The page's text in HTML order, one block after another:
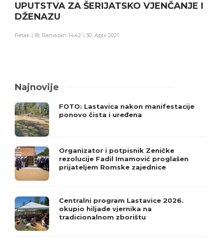
UPUTSTVA ZA ŠERIJATSKO VJENČANJE I
DŽENAZU
Petak | 18. Ramazan 1442 \ 30. April 2021
Najnovije
FOTO: Lastavica nakon manifestacije
ponovo čista i uređena
Organizator i potpisnik Zeničke
rezolucije Fadil Imamović proglašen
prijateljem Romske zajednice
Centralni program Lastavice 2026.
okupio hiljade vjernika na
tradicionalnom zborištu